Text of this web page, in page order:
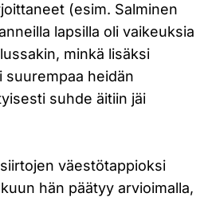
(esim. Salminen
lapsilla oli vaikeuksia
minkä lisäksi
heidän
suhde äitiin jäi
väestötappioksi
hän päätyy arvioimalla,